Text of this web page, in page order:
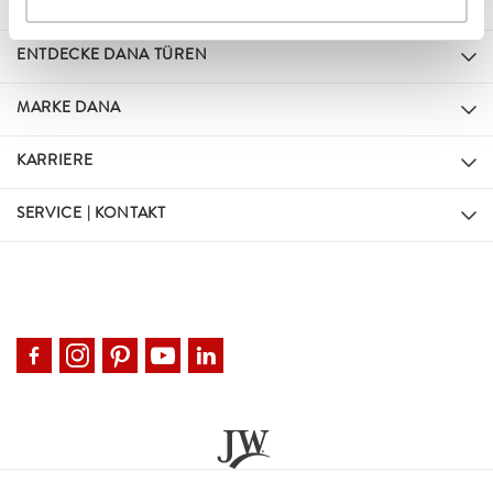
ENTDECKE DANA TÜREN
MARKE DANA
KARRIERE
SERVICE | KONTAKT